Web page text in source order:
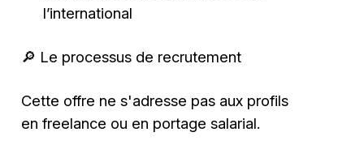
l’international
🔎 Le processus de recrutement
Cette offre ne s'adresse pas aux profils
en freelance ou en portage salarial.